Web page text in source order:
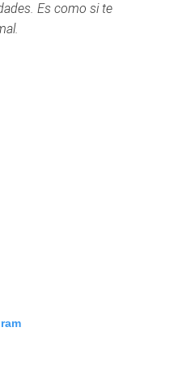
Es como si te